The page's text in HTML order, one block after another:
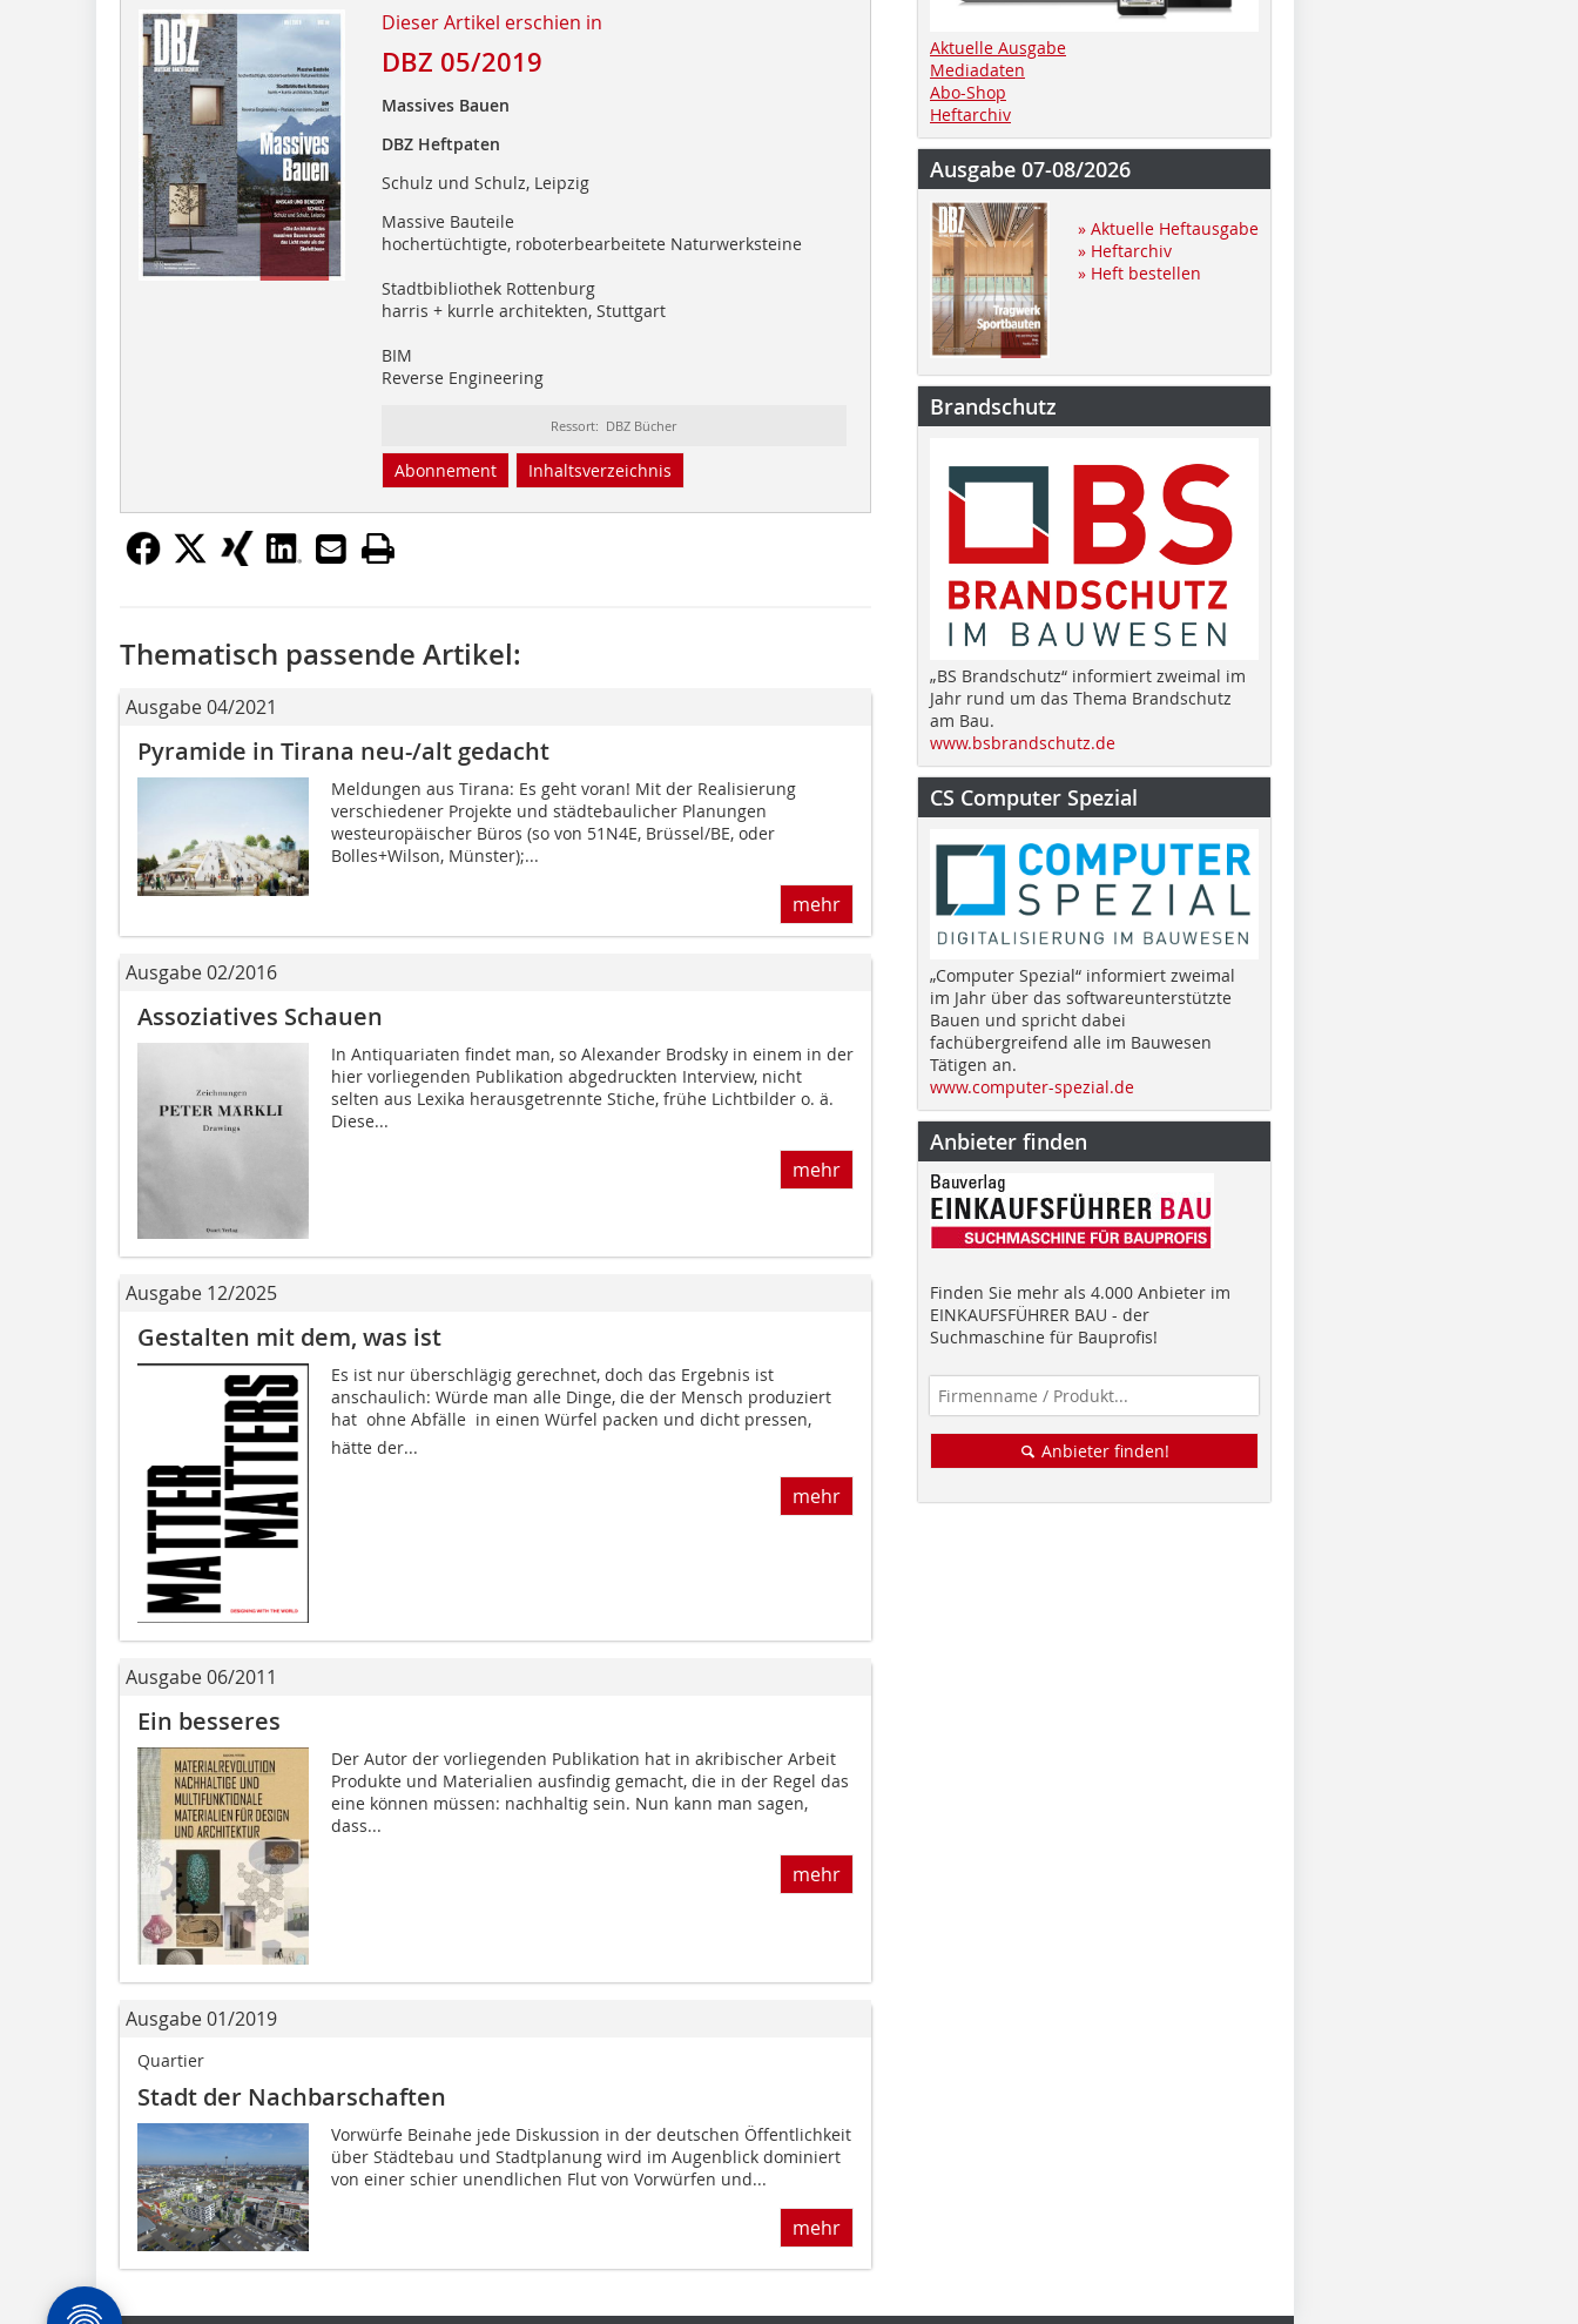
Dieser Artikel erschien in
DBZ 05/2019
Massives Bauen
DBZ Heftpaten
Schulz und Schulz, Leipzig
Massive Bauteile
hochertüchtigte, roboterbearbeitete Naturwerksteine
Stadtbibliothek Rottenburg
harris + kurrle architekten, Stuttgart
BIM
Reverse Engineering
Ressort: DBZ Bücher
Abonnement Inhaltsverzeichnis
Thematisch passende Artikel:
Ausgabe 04/2021
Pyramide in Tirana neu-/alt gedacht
Meldungen aus Tirana: Es geht voran! Mit der Rea­lisierung
verschiedener Projekte und städtebaulicher Planungen
westeuropäischer Büros (so von 51N4E, Brüssel/BE, oder
Bolles+Wilson, Münster);...
mehr
Ausgabe 02/2016
Assoziatives Schauen
In Antiquariaten findet man, so Alexander Brodsky in einem in der
hier vorliegenden Publikation abgedruckten Interview, nicht
selten aus Lexika herausgetrennte Stiche, frühe Lichtbilder o. ä.
Diese...
mehr
Ausgabe 12/2025
Gestalten mit dem, was ist
Es ist nur überschlägig gerechnet, doch das Ergebnis ist
anschaulich: Würde man alle Dinge, die der Mensch produziert
hat  ohne Abfälle  in einen Würfel packen und dicht pressen,
hätte der...
mehr
Ausgabe 06/2011
Ein besseres
Der Autor der vorliegenden Publikation hat in akribischer Arbeit
Produkte und Materialien ausfindig gemacht, die in der Regel das
eine können müssen: nachhaltig sein. Nun kann man sagen,
dass...
mehr
Ausgabe 01/2019
Quartier
Stadt der Nachbarschaften
Vorwürfe Beinahe jede Diskussion in der deutschen Öffentlichkeit
über Städtebau und Stadtplanung wird im Augenblick dominiert
von einer schier unendlichen Flut von Vorwürfen und...
mehr
Aktuelle Ausgabe
Mediadaten
Abo-Shop
Heftarchiv
Ausgabe 07-08/2026
» Aktuelle Heftausgabe
» Heftarchiv
» Heft bestellen
Brandschutz
„BS Brandschutz“ informiert zweimal im
Jahr rund um das Thema Brandschutz
am Bau.
www.bsbrandschutz.de
CS Computer Spezial
„Computer Spezial“ informiert zweimal
im Jahr über das softwareunterstützte
Bauen und spricht dabei
fachübergreifend alle im Bauwesen
Tätigen an.
www.computer-spezial.de
Anbieter finden
Finden Sie mehr als 4.000 Anbieter im
EINKAUFSFÜHRER BAU - der
Suchmaschine für Bauprofis!
Anbieter finden!